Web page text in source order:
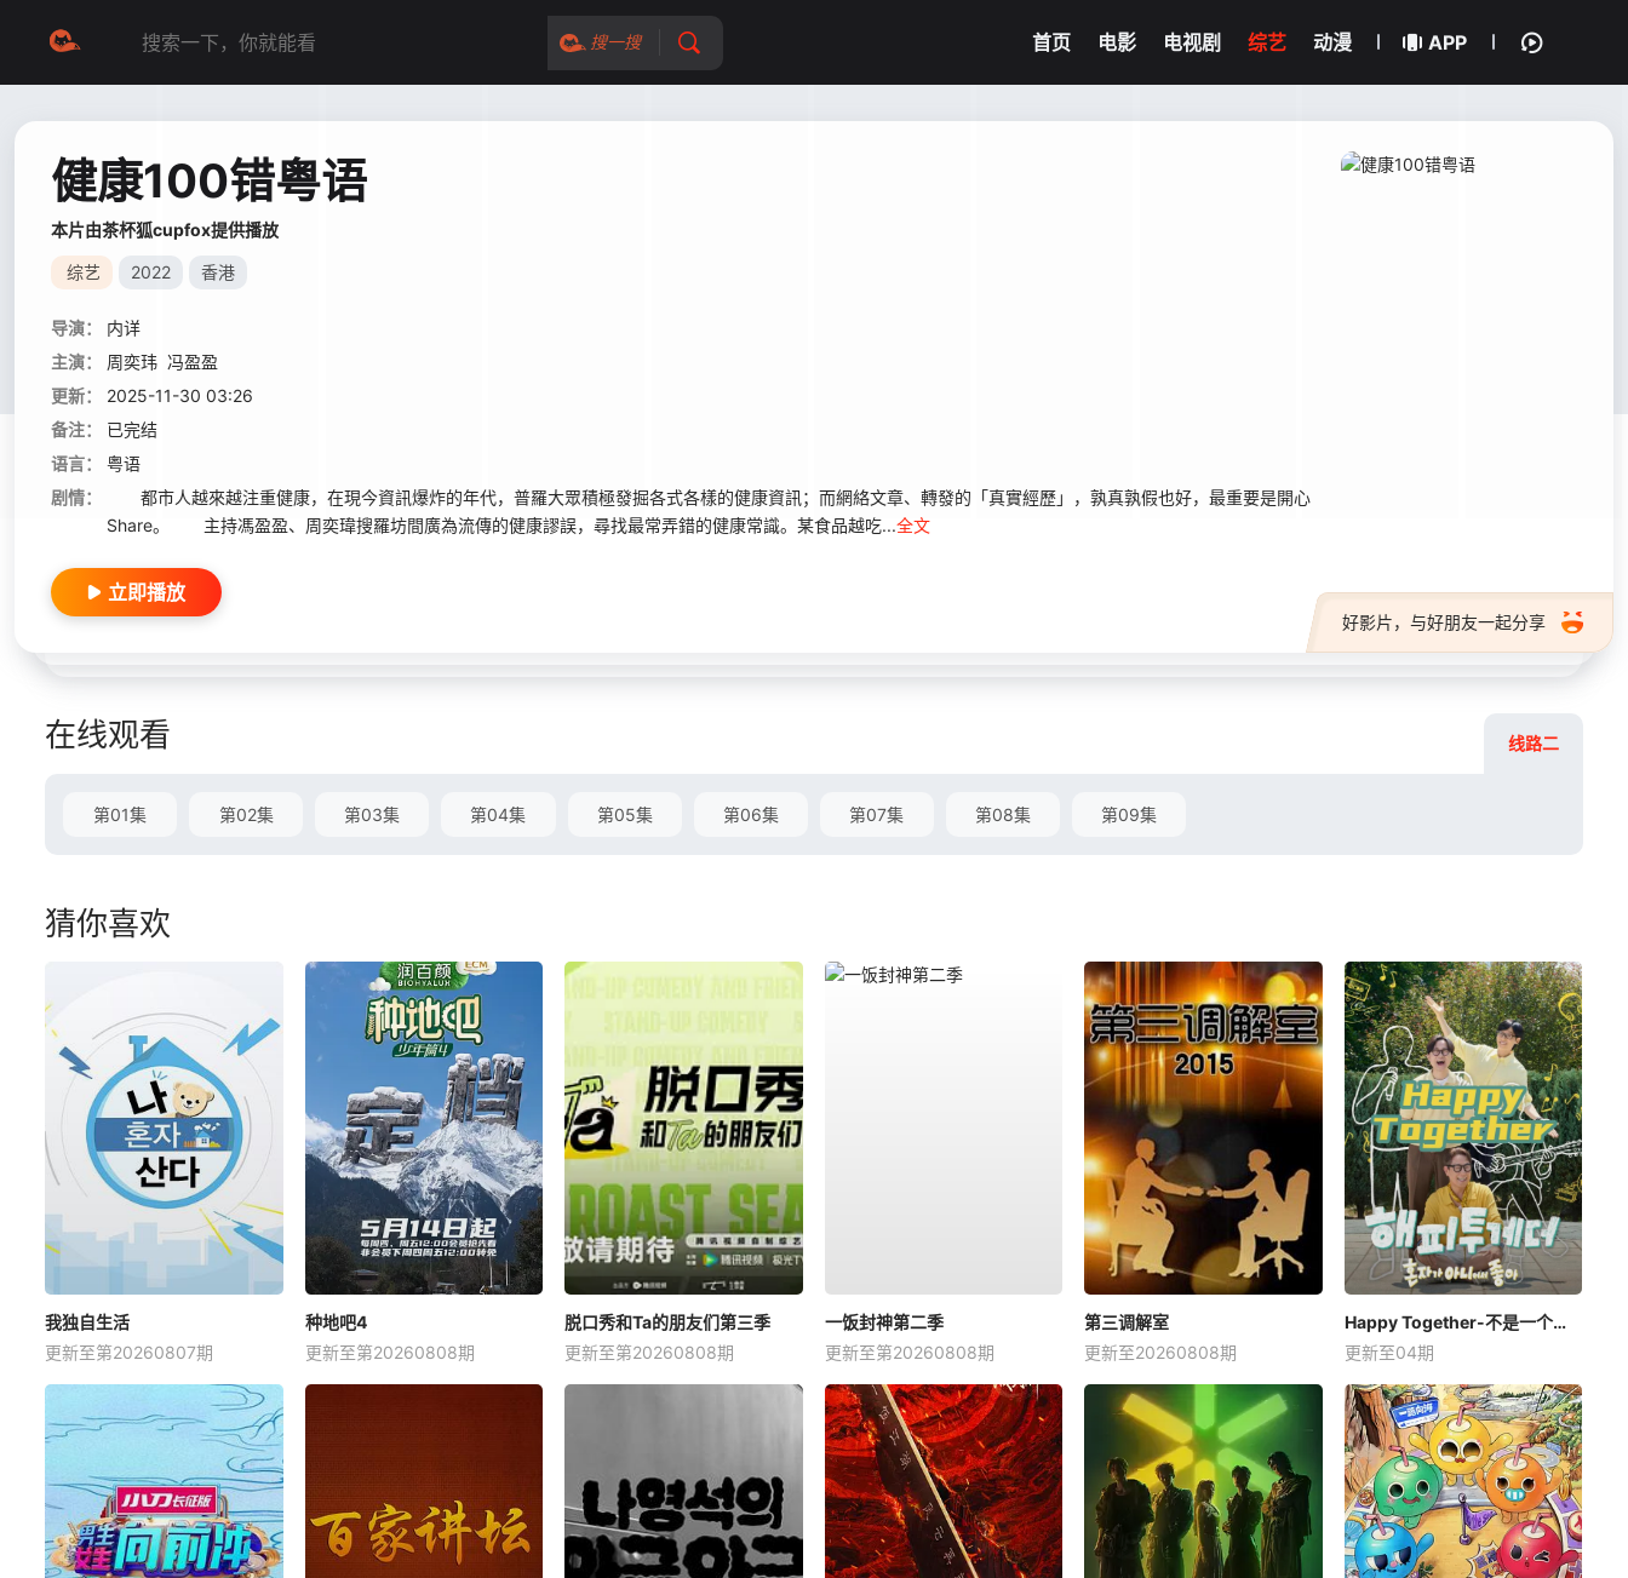
搜一搜 首页 电影 电视剧 综艺 动漫 APP
健康100错粤语
本片由茶杯狐cupfox提供播放
综艺 2022 香港
导演：
内详
主演：
周奕玮 冯盈盈
更新：
2025-11-30 03:26
备注：
已完结
语言：
粤语
剧情：
都市人越來越注重健康，在現今資訊爆炸的年代，普羅大眾積極發掘各式各樣的健康資訊；而網絡文章、轉發的「真實經歷」，孰真孰假也好，最重要是開心
Share。 主持馮盈盈、周奕瑋搜羅坊間廣為流傳的健康謬誤，尋找最常弄錯的健康常識。某食品越吃...全文
好影片，与好朋友一起分享
立即播放
在线观看 线路二
第01集 第02集 第03集 第04集 第05集 第06集 第07集 第08集 第09集
猜你喜欢
我独自生活
更新至第20260807期
种地吧4
更新至第20260808期
脱口秀和Ta的朋友们第三季
更新至第20260808期
一饭封神第二季
更新至第20260808期
第三调解室
更新至20260808期
Happy Together-不是一个人真好
更新至04期